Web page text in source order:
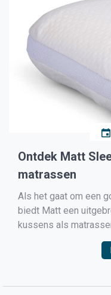
Ontdek Matt
matrassen
Als het gaat om een
biedt Matt een
kussens als
combinatie van
dat je elke nacht